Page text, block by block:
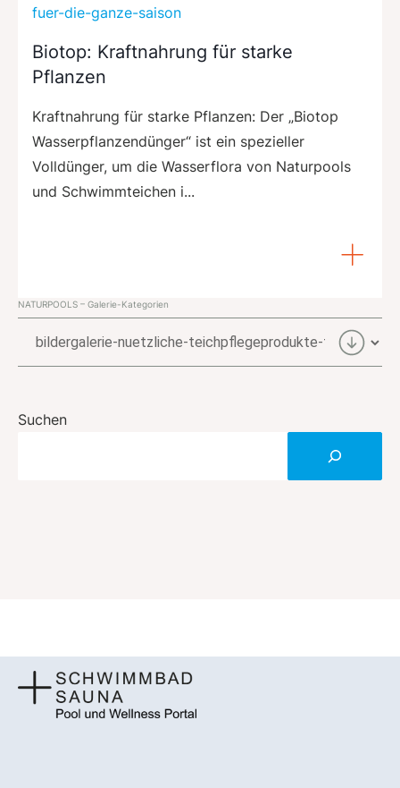
fuer-die-ganze-saison
Biotop: Kraftnahrung für starke
Pflanzen
Kraftnahrung für starke Pflanzen: Der „Biotop
Wasserpflanzendünger“ ist ein spezieller
Volldünger, um die Wasserflora von Naturpools
und Schwimmteichen i...
NATURPOOLS – Galerie-Kategorien
Suchen